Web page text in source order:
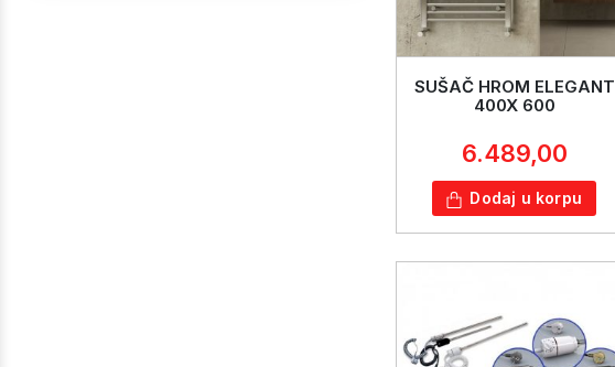
SUŠAČ HROM ELEGANT
400X 600
6.489,00
Dodaj u korpu